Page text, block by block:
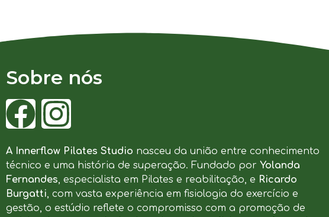
Sobre nós
A Innerflow Pilates Studio nasceu da união entre conhecimento
técnico e uma história de superação. Fundado por Yolanda
Fernandes, especialista em Pilates e reabilitação, e Ricardo
Burgatti, com vasta experiência em fisiologia do exercício e
gestão, o estúdio reflete o compromisso com a promoção de